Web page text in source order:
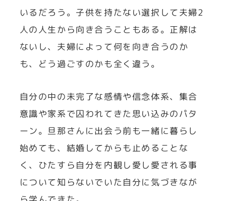
いるだろう。子供を持たない選択して夫婦2
人の人生から向き合うこともある。正解は
ないし、夫婦によって何を向き合うのか
も、どう過ごすのかも全く違う。
自分の中の未完了な感情や信念体系、集合
意識や家系で囚われてきた思い込みのパタ
ーン。旦那さんに出会う前も一緒に暮らし
始めても、結婚してからも止めることな
く、ひたすら自分を内観し愛し愛される事
について知らないでいた自分に気づきなが